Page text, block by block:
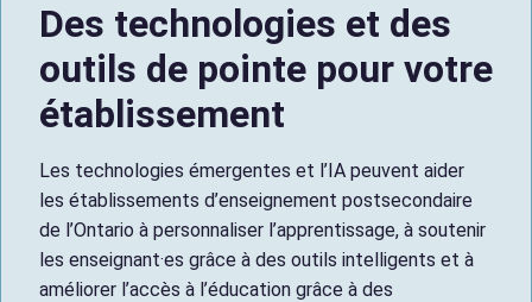
Des technologies et des
outils de pointe pour votre
établissement
Les technologies émergentes et l’IA peuvent aider
les établissements d’enseignement postsecondaire
de l’Ontario à personnaliser l’apprentissage, à soutenir
les enseignant·es grâce à des outils intelligents et à
améliorer l’accès à l’éducation grâce à des